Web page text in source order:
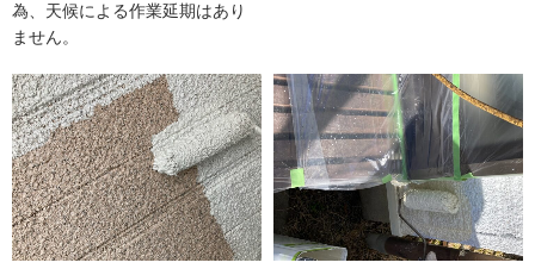
為、天候による作業延期はあり
ません。